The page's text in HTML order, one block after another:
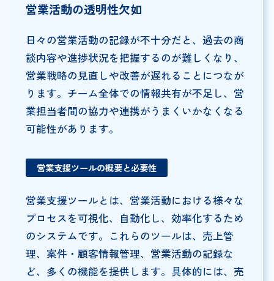
営業活動の透明性欠如
日々の営業活動の記録が不十分だと、過去の商
談内容や進捗状況を把握するのが難しくなり、
営業戦略の見直しや改善が遅れることにつなが
ります。チーム全体での情報共有が不足し、営
業担当者間の協力や連携がうまくいかなくなる
可能性があります。
営業支援ツールの概要と必要性
営業支援ツールとは、営業活動における様々な
プロセスを可視化、自動化し、効率化するため
のシステムです。これらのツールは、売上管
理、案件・顧客情報管理、営業活動の記録な
ど、多くの機能を提供します。具体的には、売